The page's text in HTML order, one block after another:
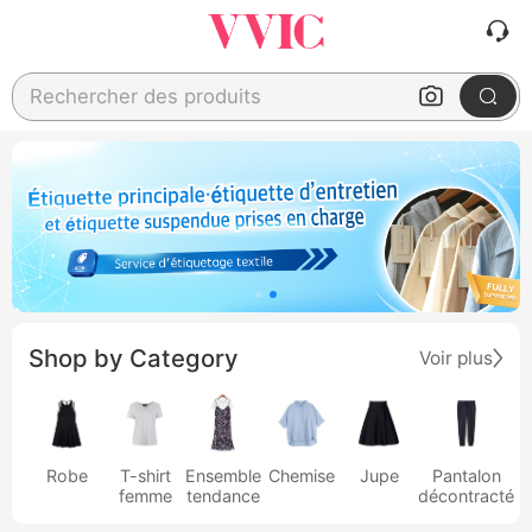
Rechercher des produits
Shop by Category Voir plus
Robe
T-shirt
femme
Ensemble
tendance
Chemise Jupe
Pantalon
décontracté